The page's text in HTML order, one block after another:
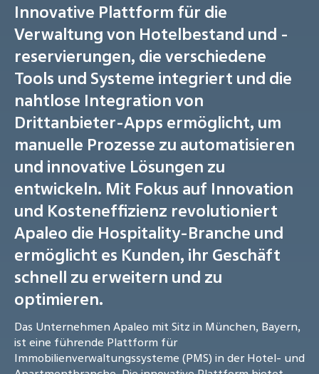
Innovative Plattform für die
Verwaltung von Hotelbestand und -
reservierungen, die verschiedene
Tools und Systeme integriert und die
nahtlose Integration von
Drittanbieter-Apps ermöglicht, um
manuelle Prozesse zu automatisieren
und innovative Lösungen zu
entwickeln. Mit Fokus auf Innovation
und Kosteneffizienz revolutioniert
Apaleo die Hospitality-Branche und
ermöglicht es Kunden, ihr Geschäft
schnell zu erweitern und zu
optimieren.
Das Unternehmen Apaleo mit Sitz in München, Bayern,
ist eine führende Plattform für
Immobilienverwaltungssysteme (PMS) in der Hotel- und